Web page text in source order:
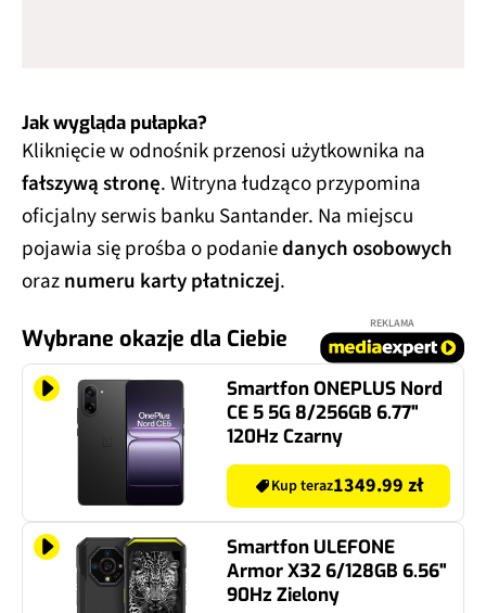
Jak wygląda pułapka?
Kliknięcie w odnośnik przenosi użytkownika na
fałszywą stronę. Witryna łudząco przypomina
oficjalny serwis banku Santander. Na miejscu
pojawia się prośba o podaniedanych osobowych
oraznumeru karty płatniczej.
Wybrane okazje dla Ciebie
REKLAMA
Smartfon ONEPLUS Nord
CE 5 5G 8/256GB 6.77"
120Hz Czarny
Kup teraz1349.99 zł
Smartfon ULEFONE
Armor X32 6/128GB 6.56"
90Hz Zielony